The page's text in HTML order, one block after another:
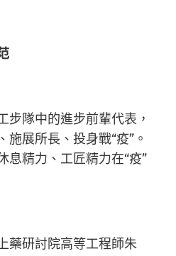
隊中的進步前輩代表，
施展所長、投身戰“疫”。
息精力、工匠精力在“疫”
研討院高等工程師朱